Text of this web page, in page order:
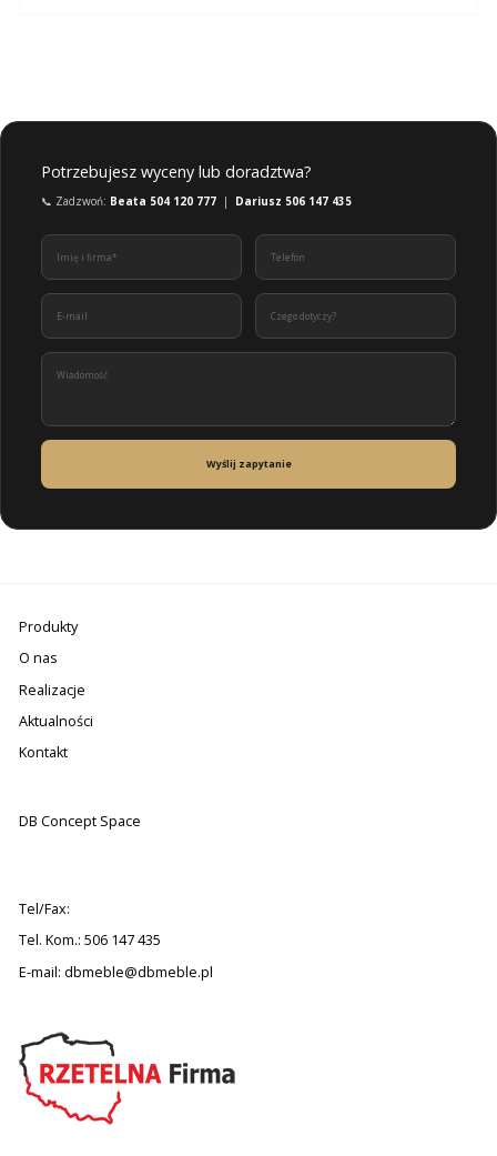
Potrzebujesz wyceny lub doradztwa?
📞 Zadzwoń: Beata 504 120 777 | Dariusz 506 147 435
Wyślij zapytanie
Produkty
O nas
Realizacje
Aktualności
Kontakt
DB Concept Space
Tel/Fax:
Tel. Kom.: 506 147 435
E-mail: dbmeble@dbmeble.pl